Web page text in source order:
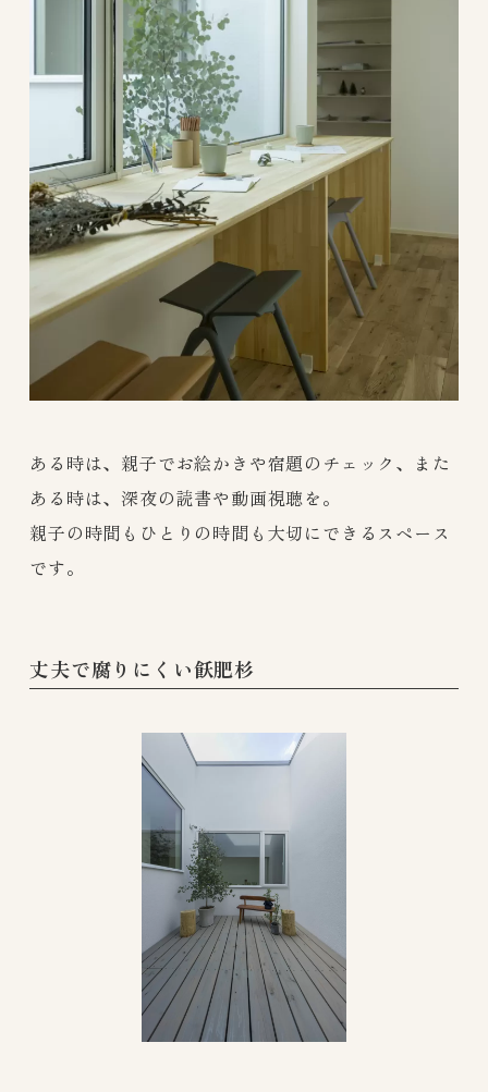
ある時は、親子でお絵かきや宿題のチェック、また
ある時は、深夜の読書や動画視聴を。
親子の時間もひとりの時間も大切にできるスペース
です。
丈夫で腐りにくい飫肥杉